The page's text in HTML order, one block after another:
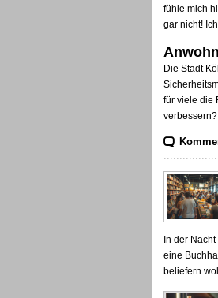
fühle mich
gar nicht!
Die Stadt
für viele die
verbessern?
In der
eine
beliefern